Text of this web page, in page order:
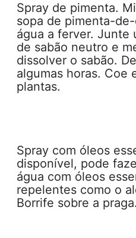
Spray de pimenta.
sopa de pimenta-
água a ferver. Junte
de sabão neutro e
dissolver o sabão.
algumas horas. Coe
plantas.
Spray com óleos
disponível, pode
água com óleos
repelentes como o
Borrife sobre a praga.